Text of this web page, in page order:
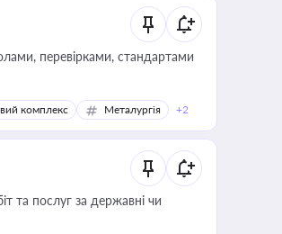
перевірками, стандартами
комплекс Металургія +2
та послуг за державні чи